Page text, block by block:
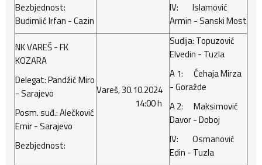
Bezbjednost:
Budimlić Irfan - Cazin
IV: Islamović
Armin - Sanski Most
NK VAREŠ - FK
KOZARA
Delegat: Pandžić Miro
- Sarajevo
Posm. suđ.: Alečković
Emir - Sarajevo
Bezbjednost:
Vareš, 30.10.2024
14:00 h
Sudija: Topuzović
Elvedin - Tuzla
A 1: Ćehaja Mirza
- Goražde
A 2: Maksimović
Davor - Doboj
IV: Osmanović
Edin - Tuzla